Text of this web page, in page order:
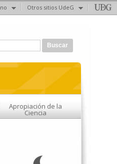
Otros sitios UdeG
de búsqueda
Apropiación de la
Ciencia